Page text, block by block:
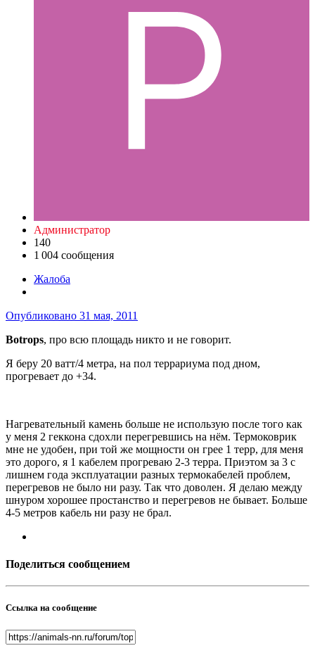
Администратор
140
1 004 сообщения
Жалоба
Опубликовано 31 мая, 2011
Botrops, про всю площадь никто и не говорит.
Я беру 20 ватт/4 метра, на пол террариума под дном,
прогревает до +34.
Нагревательный камень больше не использую после того как
у меня 2 геккона сдохли перегревшись на нём. Термоковрик
мне не удобен, при той же мощности он грее 1 терр, для меня
это дорого, я 1 кабелем прогреваю 2-3 терра. Приэтом за 3 с
лишнем года эксплуатации разных термокабелей проблем,
перегревов не было ни разу. Так что доволен. Я делаю между
шнуром хорошее простанство и перегревов не бывает. Больше
4-5 метров кабель ни разу не брал.
Поделиться сообщением
Ссылка на сообщение